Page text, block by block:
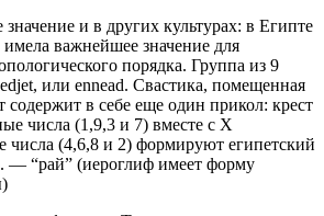
и в других культурах: в Египте
важнейшее значение для
порядка. Группа из 9
или ennead. Свастика, помещенная
содержит в себе еще один прикол: крест
числа (1,9,3 и 7) вместе с Х
(4,6,8 и 2) формируют египетский
— “рай” (иероглиф имеет форму